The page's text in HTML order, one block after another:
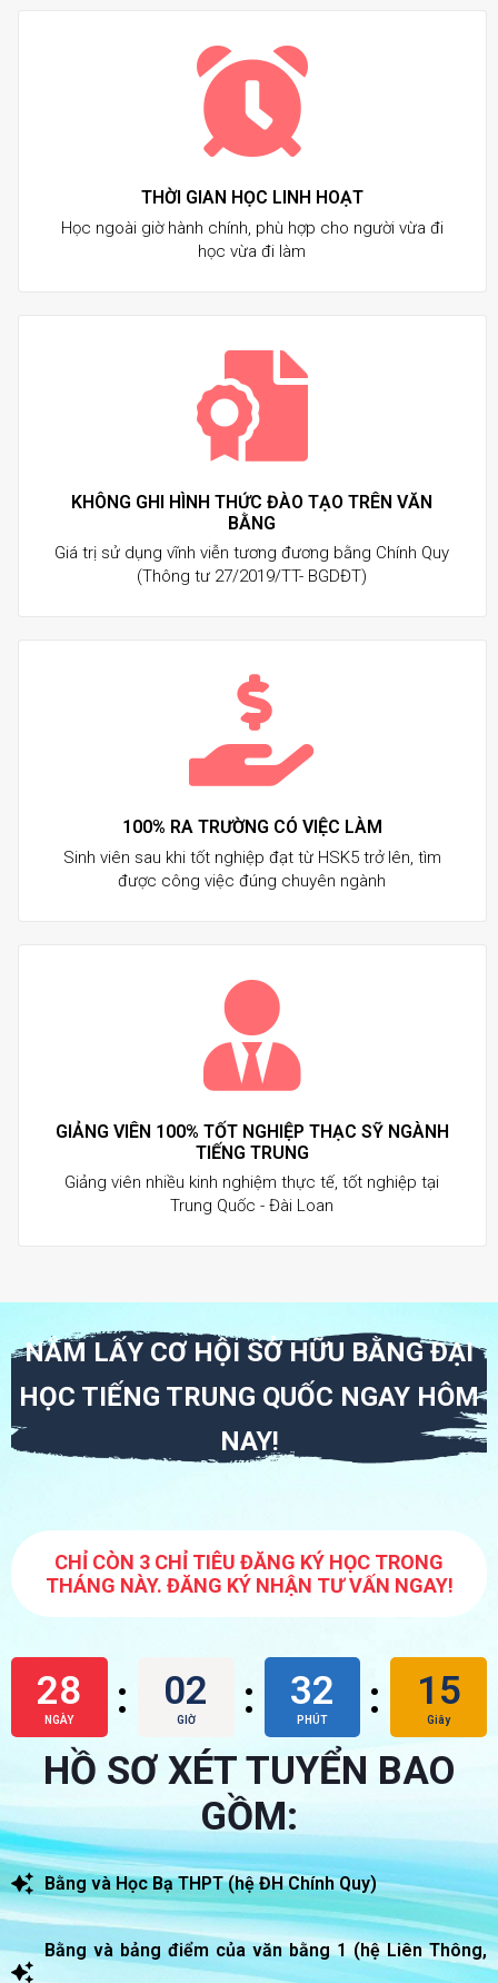
THỜI GIAN HỌC LINH HOẠT
Học ngoài giờ hành chính, phù hợp cho người vừa đi
học vừa đi làm
KHÔNG GHI HÌNH THỨC ĐÀO TẠO TRÊN VĂN
BẰNG
Giá trị sử dụng vĩnh viễn tương đương bằng Chính Quy
(Thông tư 27/2019/TT- BGDĐT)
100% RA TRƯỜNG CÓ VIỆC LÀM
Sinh viên sau khi tốt nghiệp đạt từ HSK5 trở lên, tìm
được công việc đúng chuyên ngành
GIẢNG VIÊN 100% TỐT NGHIỆP THẠC SỸ NGÀNH
TIẾNG TRUNG
Giảng viên nhiều kinh nghiệm thực tế, tốt nghiệp tại
Trung Quốc - Đài Loan
NẮM LẤY CƠ HỘI SỞ HỮU BẰNG ĐẠI
HỌC TIẾNG TRUNG QUỐC NGAY HÔM
NAY!
CHỈ CÒN 3 CHỈ TIÊU ĐĂNG KÝ HỌC TRONG
THÁNG NÀY. ĐĂNG KÝ NHẬN TƯ VẤN NGAY!
28
NGÀY : 02
GIỜ : 32
PHÚT : 13
Giây
HỒ SƠ XÉT TUYỂN BAO
GỒM:
Bằng và Học Bạ THPT (hệ ĐH Chính Quy)
Bằng và bảng điểm của văn bằng 1 (hệ Liên Thông,